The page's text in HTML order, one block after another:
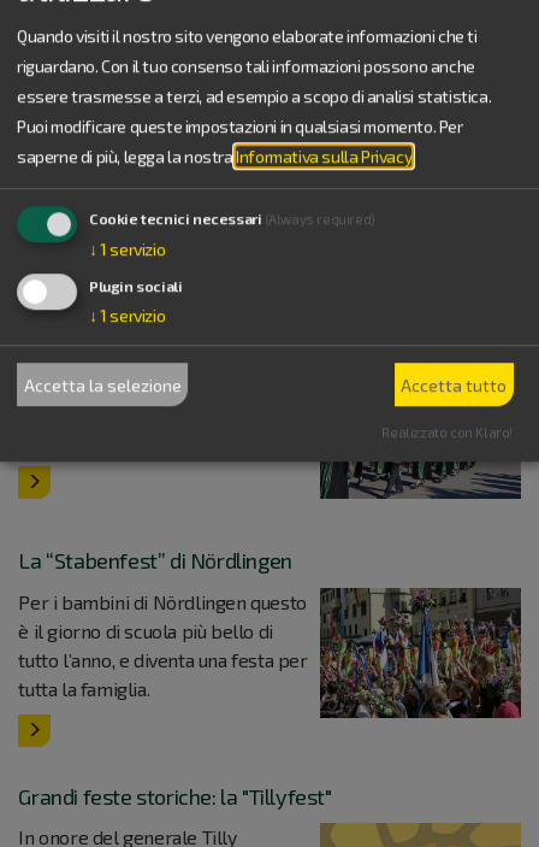
Feste a bordo
Quale modo migliore di
festeggiare il solstizio o l’autunno
dorato con gite in battello e
spettacoli di fuochi d’artificio?
Tradizioni storiche: Weißenburg e gli Schützenzeche
Weißenburg rende onore alle sue
associazioni di tiro a segno con una
La “Stabenfest” di Nördlingen
Per i bambini di Nördlingen questo
è il giorno di scuola più bello di
tutto l’anno, e diventa una festa per
tutta la famiglia.
Grandi feste storiche: la "Tillyfest"
In onore del generale Tilly
Quando visiti il nostro sito vengono elaborate informazioni che ti
riguardano. Con il tuo consenso tali informazioni possono anche
essere trasmesse a terzi, ad esempio a scopo di analisi statistica.
Puoi modificare queste impostazioni in qualsiasi momento.Per
saperne di più, legga la nostraInformativa sulla Privacy
Cookie tecnici necessari (Always required)
↓ 1 servizio
Plugin sociali
↓ 1 servizio
Accetta la selezione Accetta tutto
Realizzato con Klaro!